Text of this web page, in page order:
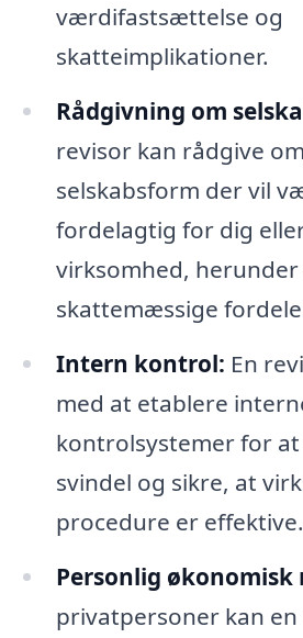
værdifastsættelse og
skatteimplikationer.
Rådgivning om
revisor kan rådgive
selskabsform der vil
fordelagtig for dig
virksomhed,
skattemæssige
Intern kontrol: En
med at etablere
kontrolsystemer for
svindel og sikre, at
procedure er effektive.
Personlig
privatpersoner kan